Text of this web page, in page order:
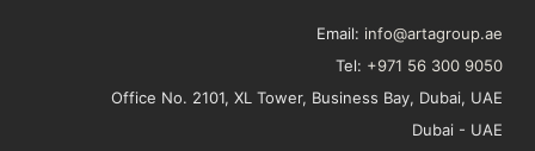
Email: info@artagroup.ae
Tel: +971 56 300 9050
Office No. 2101, XL Tower, Business Bay, Dubai, UAE
Dubai - UAE